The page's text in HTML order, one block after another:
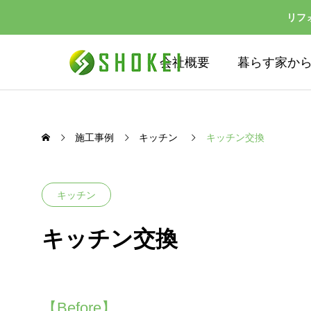
リフ
会社概要 暮らす家か
施工事例 キッチン キッチン交換
キッチン
キッチン交換